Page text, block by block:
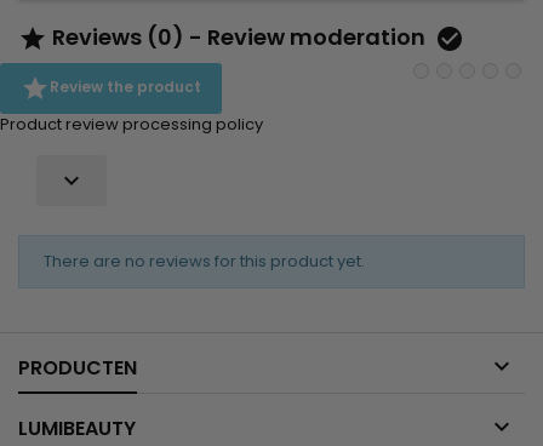
 Reviews (0) - Review moderation 
Review the product
Product review processing policy

There are no reviews for this product yet.
PRODUCTEN 
LUMIBEAUTY 